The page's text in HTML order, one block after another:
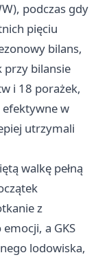
podczas gdy
pięciu
bilans,
przy bilansie
i 18 porażek,
efektywne w
utrzymali
walkę pełną
z
a GKS
lodowiska,